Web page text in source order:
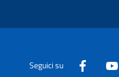
Seguici su